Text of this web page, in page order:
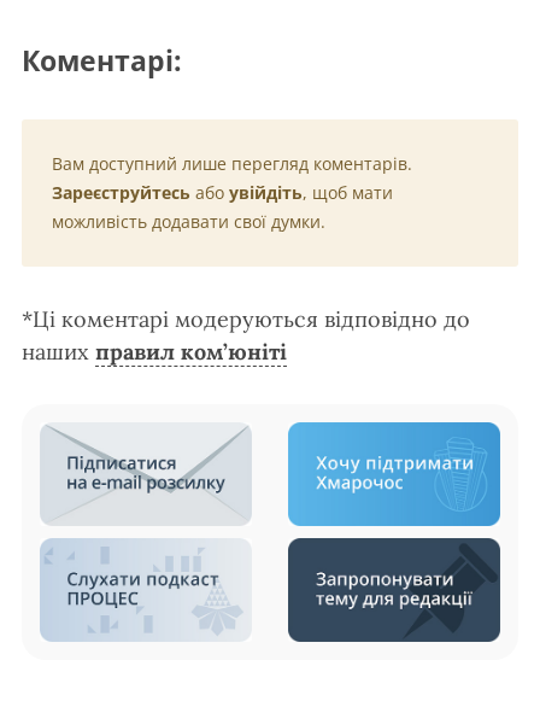
Коментарі:
Вам доступний лише перегляд коментарів.
Зареєструйтесь або увійдіть, щоб мати
можливість додавати свої думки.
*Ці коментарі модеруються відповідно до
наших правил ком’юніті